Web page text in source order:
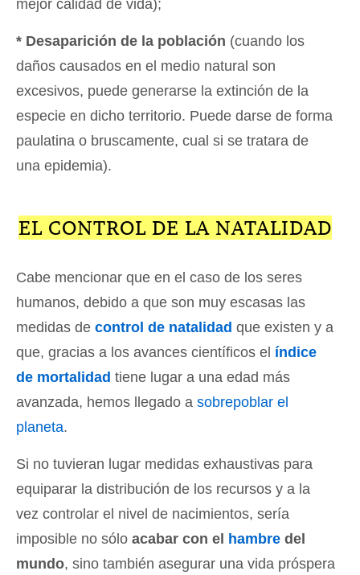
mejor calidad de vida);
* Desaparición de la población (cuando los
daños causados en el medio natural son
excesivos, puede generarse la extinción de la
especie en dicho territorio. Puede darse de forma
paulatina o bruscamente, cual si se tratara de
una epidemia).
EL CONTROL DE LA NATALIDAD
Cabe mencionar que en el caso de los seres
humanos, debido a que son muy escasas las
medidas de control de natalidad que existen y a
que, gracias a los avances científicos el índice
de mortalidad tiene lugar a una edad más
avanzada, hemos llegado a sobrepoblar el
planeta.
Si no tuvieran lugar medidas exhaustivas para
equiparar la distribución de los recursos y a la
vez controlar el nivel de nacimientos, sería
imposible no sólo acabar con el hambre del
mundo, sino también asegurar una vida próspera